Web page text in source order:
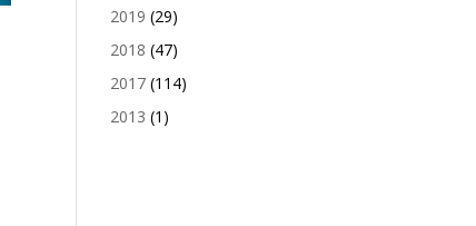
2019 (29)
2018 (47)
2017 (114)
2013 (1)